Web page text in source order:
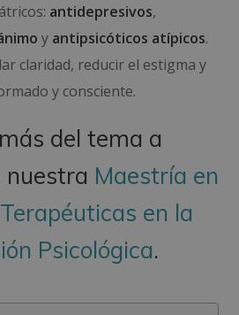
antidepresivos,
y antipsicóticos atípicos.
claridad, reducir el estigma y
y consciente.
del tema a
nuestra Maestría en
en la
Psicológica.